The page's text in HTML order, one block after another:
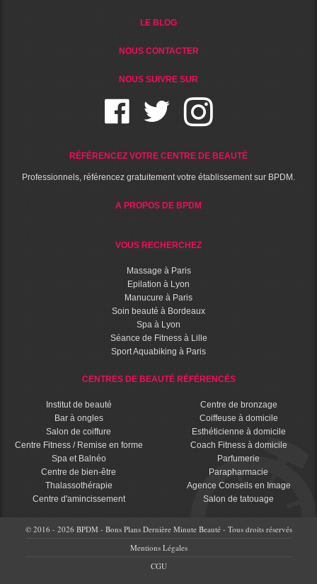
LE BLOG
NOUS CONTACTER
NOUS SUIVRE SUR
RÉFÉRENCEZ VOTRE CENTRE DE BEAUTÉ
Professionnels, référencez gratuitement votre établissement sur BPDM.
A PROPOS DE BPDM
VOUS RECHERCHEZ
Massage à Paris
Epilation à Lyon
Manucure à Paris
Soin beauté à Bordeaux
Spa à Lyon
Séance de Fitness à Lille
Sport Aquabiking à Paris
CENTRES DE BEAUTÉ RÉFÉRENCÉS
Institut de beauté
Bar à ongles
Salon de coiffure
Centre Fitness / Remise en forme
Spa et Balnéo
Centre de bien-être
Thalassothérapie
Centre d'amincissement
Centre de bronzage
Coiffeuse à domicile
Esthéticienne à domicile
Coach Fitness à domicile
Parfumerie
Parapharmacie
Agence Conseils en Image
Salon de tatouage
© 2016 - 2026 BPDM - Bons Plans Dernière Minute Beauté - Tous droits réservés
Mentions Légales
CGU